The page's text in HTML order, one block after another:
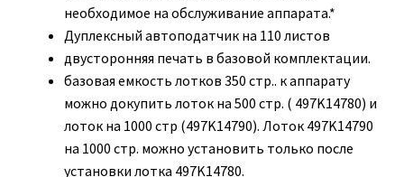
необходимое на обслуживание аппарата.*
Дуплексный автоподатчик на 110 листов
двусторонняя печать в базовой комплектации.
базовая емкость лотков 350 стр.. к аппарату
можно докупить лоток на 500 стр. ( 497K14780) и
лоток на 1000 стр (497K14790). Лоток 497K14790
на 1000 стр. можно установить только после
установки лотка 497K14780.